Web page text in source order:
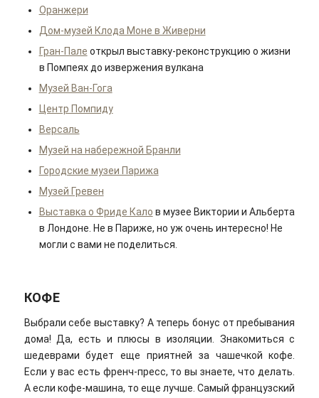
Оранжери
Дом-музей Клода Моне в Живерни
Гран-Пале открыл выставку-реконструкцию о жизни
в Помпеях до извержения вулкана
Музей Ван-Гога
Центр Помпиду
Версаль
Музей на набережной Бранли
Городские музеи Парижа
Музей Гревен
Выставка о Фриде Кало в музее Виктории и Альберта
в Лондоне. Не в Париже, но уж очень интересно! Не
могли с вами не поделиться.
КОФЕ
Выбрали себе выставку? А теперь бонус от пребывания
дома! Да, есть и плюсы в изоляции. Знакомиться с
шедеврами будет еще приятней за чашечкой кофе.
Если у вас есть френч-пресс, то вы знаете, что делать.
А если кофе-машина, то еще лучше. Самый французский